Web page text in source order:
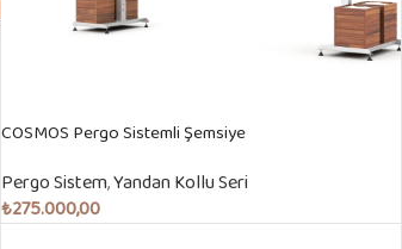
COSMOS Pergo Sistemli Şemsiye
Pergo Sistem,Yandan Kollu Seri
₺275.000,00
Sepete Ekle